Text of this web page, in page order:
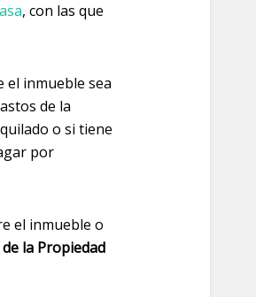
, con las que
el inmueble sea
de la
o si tiene
por
el inmueble o
la Propiedad